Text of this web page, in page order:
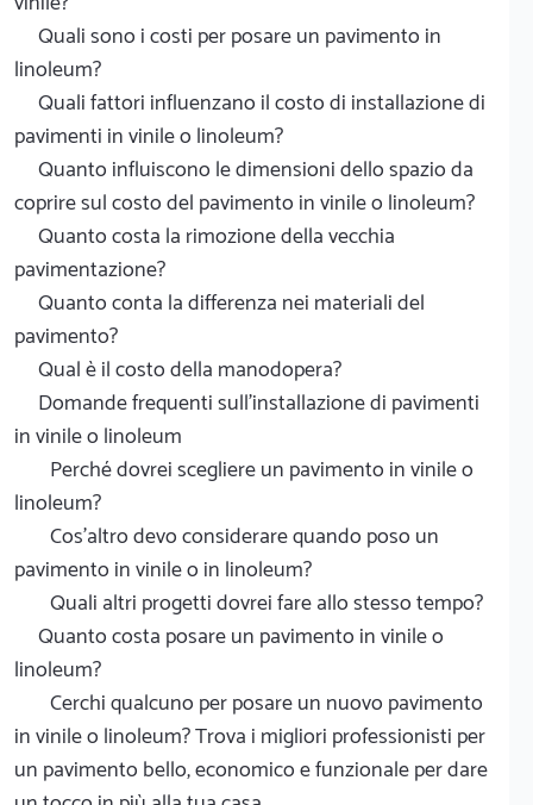
Quali sono i costi per posare un pavimento in
linoleum?
Quali fattori influenzano il costo di installazione di
pavimenti in vinile o linoleum?
Quanto influiscono le dimensioni dello spazio da
coprire sul costo del pavimento in vinile o linoleum?
Quanto costa la rimozione della vecchia
pavimentazione?
Quanto conta la differenza nei materiali del
pavimento?
Qual è il costo della manodopera?
Domande frequenti sull'installazione di pavimenti
in vinile o linoleum
Perché dovrei scegliere un pavimento in vinile o
linoleum?
Cos'altro devo considerare quando poso un
pavimento in vinile o in linoleum?
Quali altri progetti dovrei fare allo stesso tempo?
Quanto costa posare un pavimento in vinile o
linoleum?
Cerchi qualcuno per posare un nuovo pavimento
in vinile o linoleum? Trova i migliori professionisti per
un pavimento bello, economico e funzionale per dare